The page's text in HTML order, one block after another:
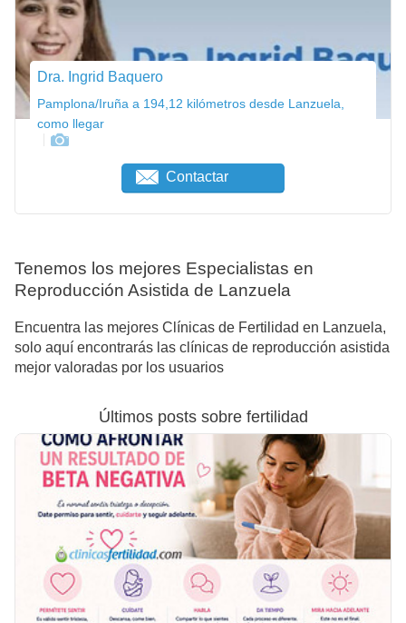
Dra. Ingrid Baquero
Pamplona/Iruña a 194,12 kilómetros desde Lanzuela,
como llegar
Contactar
Tenemos los mejores Especialistas en
Reproducción Asistida de Lanzuela
Encuentra las mejores Clínicas de Fertilidad en Lanzuela,
solo aquí encontrarás las clínicas de reproducción asistida
mejor valoradas por los usuarios
Últimos posts sobre fertilidad